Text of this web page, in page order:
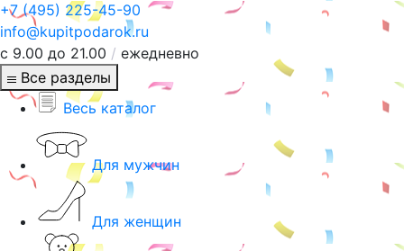
+7 (495) 225-45-90
info@kupitpodarok.ru
с 9.00 до 21.00 / ежедневно
Все разделы
Весь каталог
Для мужчин
Для женщин